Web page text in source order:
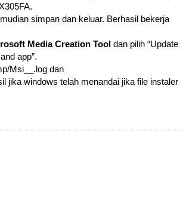
simpan dan keluar. Berhasil bekerja
Media Creation Tool dan pilih “Update
app”.
Msi__.log dan
jika windows telah menandai jika file instaler